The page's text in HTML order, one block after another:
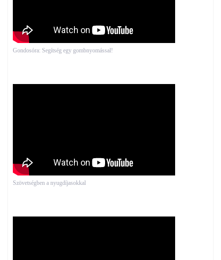
Gondosóra: Segítség egy gombnyomással!
Szövetségben a nyugdíjasokkal